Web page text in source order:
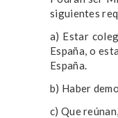
siguientes
a) Estar
España, o
España.
b) Haber
c) Que